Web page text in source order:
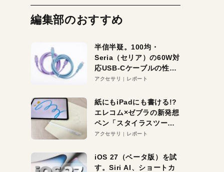
編集部のおすすめ
半信半疑。100均・
Seria（セリア）の60W対
応USB-Cケーブルの性能
を検証。超コスパの1本を
アクセサリ レポート
紙にもiPadにも書ける!?
エレコム×ゼブラの新発想
ペン「スタイラスツーウ
ェイ」レビュー。持ち替
アクセサリ レポート
iOS 27（ベータ版）を試
す。Siri AI、ショートカ